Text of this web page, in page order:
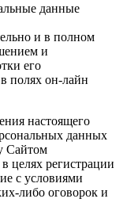
данные
и в полном
и
его
полях он-лайн
настоящего
данных
Сайтом
целях регистрации
с условиями
либо оговорок и